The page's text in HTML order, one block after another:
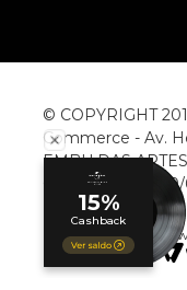
© COPYRIGHT
Commerce - Av.
EMBU DAS
CNPJ: